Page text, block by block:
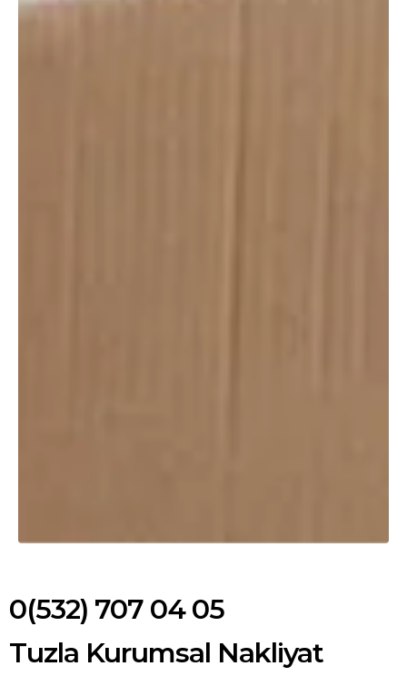
0(532) 707 04 05
Tuzla Kurumsal Nakliyat